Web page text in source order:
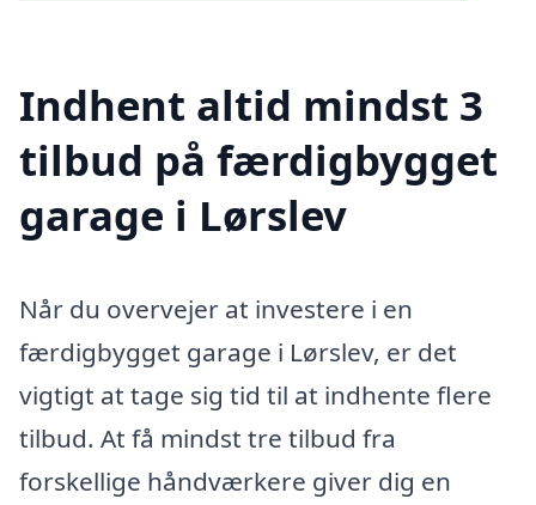
Indhent altid mindst 3
tilbud på færdigbygget
garage i Lørslev
Når du overvejer at investere i en
færdigbygget garage i Lørslev, er det
vigtigt at tage sig tid til at indhente flere
tilbud. At få mindst tre tilbud fra
forskellige håndværkere giver dig en